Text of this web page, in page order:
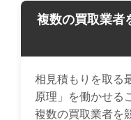
複数の買取業者
相見積もりを取る
原理」を働かせる
複数の買取業者を